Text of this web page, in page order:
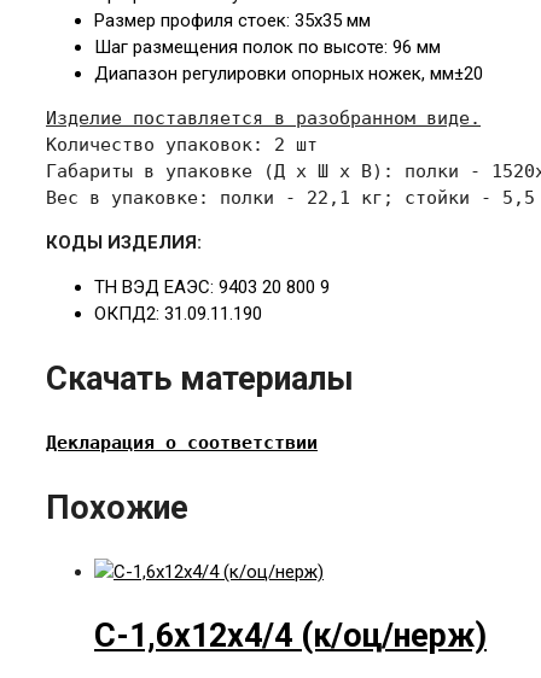
Размер профиля стоек: 35х35 мм
Шаг размещения полок по высоте: 96 мм
Диапазон регулировки опорных ножек, мм±20
Изделие поставляется в разобранном виде.
Количество упаковок: 2 шт
Габариты в упаковке
(Д х Ш х В): полки -
Вес в упаковке: полки - 22,1 кг; стойки -
КОДЫ ИЗДЕЛИЯ:
ТН ВЭД ЕАЭС: 9403 20 800 9
ОКПД2: 31.09.11.190
Скачать материалы
Декларация о соответствии
Похожие
С-1,6x12x4/4 (к/оц/нерж)